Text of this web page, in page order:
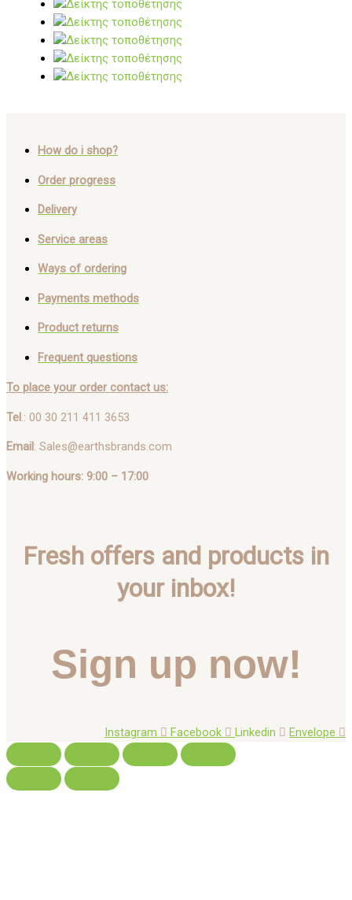
How do i shop?
Order progress
Delivery
Service areas
Ways of ordering
Payments methods
Product returns
Frequent questions
To place your order contact us:
Tel .: 00 30 211 411 3653
Email: Sales@earthsbrands.com
Working hours: 9:00 – 17:00
Fresh offers and products in
your inbox!
Sign up now!
Instagram Facebook Linkedin Envelope